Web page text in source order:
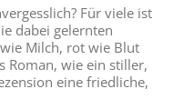
Für viele ist
dabei gelernten
Milch, rot wie Blut
Roman, wie ein stiller,
eine friedliche,